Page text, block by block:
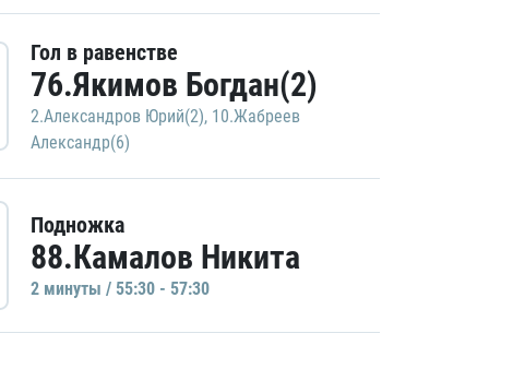
Гол в равенстве
76.Якимов Богдан(2)
2.Александров Юрий(2), 10.Жабреев
Александр(6)
Подножка
88.Камалов Никита
2 минуты / 55:30 - 57:30